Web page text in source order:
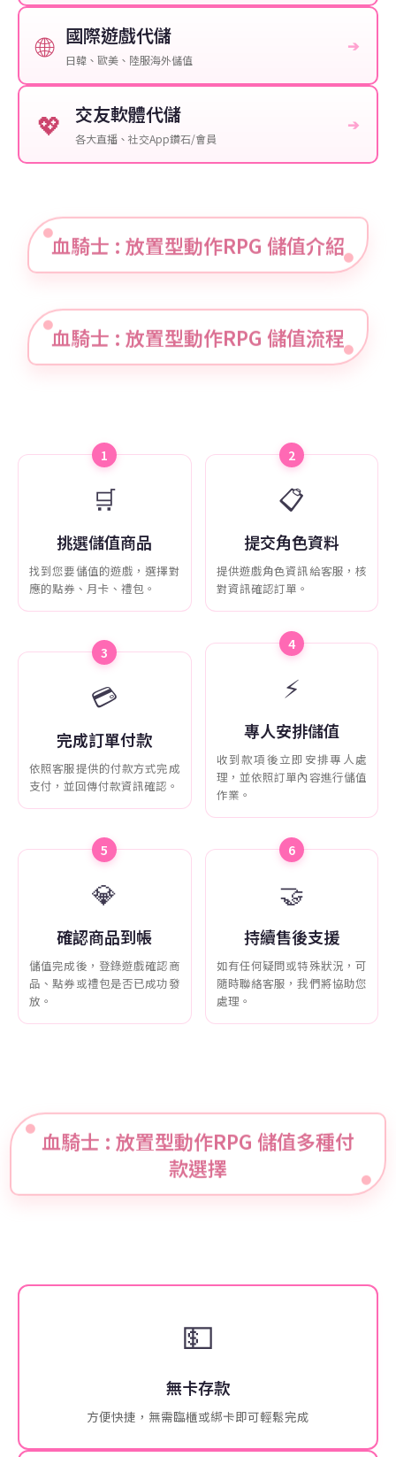
🌐 國際遊戲代儲
日韓、歐美、陸服海外儲值
➔
💖 交友軟體代儲
各大直播、社交App鑽石/會員
➔
血騎士 : 放置型動作RPG 儲值介紹
血騎士 : 放置型動作RPG 儲值流程
1
🛒
挑選儲值商品
找到您要儲值的遊戲，選擇對
應的點券、月卡、禮包。
2
📋
提交角色資料
提供遊戲角色資訊給客服，核
對資訊確認訂單。
3
💳
完成訂單付款
依照客服提供的付款方式完成
支付，並回傳付款資訊確認。
4
⚡
專人安排儲值
收到款項後立即安排專人處
理，並依照訂單內容進行儲值
作業。
5
💎
確認商品到帳
儲值完成後，登錄遊戲確認商
品、點券或禮包是否已成功發
放。
6
🤝
持續售後支援
如有任何疑問或特殊狀況，可
隨時聯絡客服，我們將協助您
處理。
血騎士 : 放置型動作RPG 儲值多種付
款選擇
💵
無卡存款
方便快捷，無需臨櫃或綁卡即可輕鬆完成